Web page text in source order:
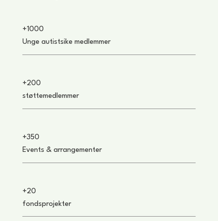
+1000
Unge autistsike medlemmer
+200
støttemedlemmer
+350
Events & arrangementer
+20
fondsprojekter